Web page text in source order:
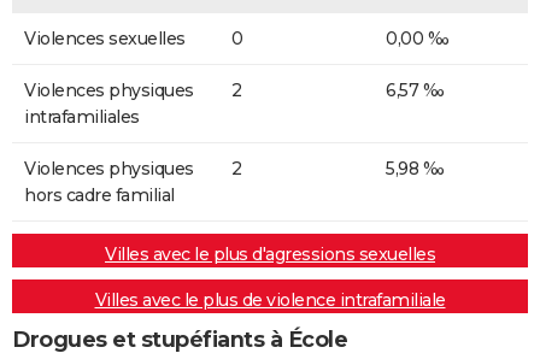
Violences sexuelles 0 0,00 ‰
Violences physiques
intrafamiliales
2 6,57 ‰
Violences physiques
hors cadre familial
2 5,98 ‰
Villes avec le plus d'agressions sexuelles
Villes avec le plus de violence intrafamiliale
Drogues et stupéfiants à École